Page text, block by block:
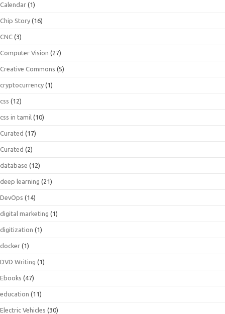
Calendar (1)
Chip Story (16)
CNC (3)
Computer Vision (27)
Creative Commons (5)
cryptocurrency (1)
css (12)
css in tamil (10)
Curated (17)
Curated (2)
database (12)
deep learning (21)
DevOps (14)
digital marketing (1)
digitization (1)
docker (1)
DVD Writing (1)
Ebooks (47)
education (11)
Electric Vehicles (30)